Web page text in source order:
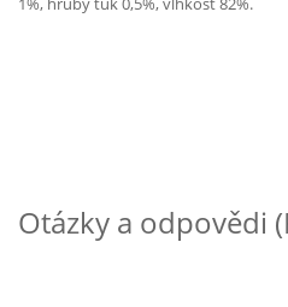
Otázky a odpovědi